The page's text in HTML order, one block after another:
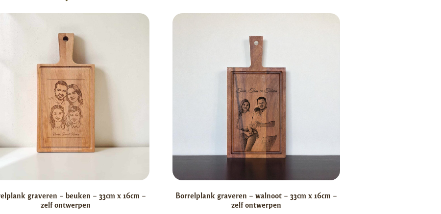
graveren – beuken – 33cm x 16cm –
zelf ontwerpen
Borrelplank graveren – walnoot – 33cm x 16cm –
zelf ontwerpen